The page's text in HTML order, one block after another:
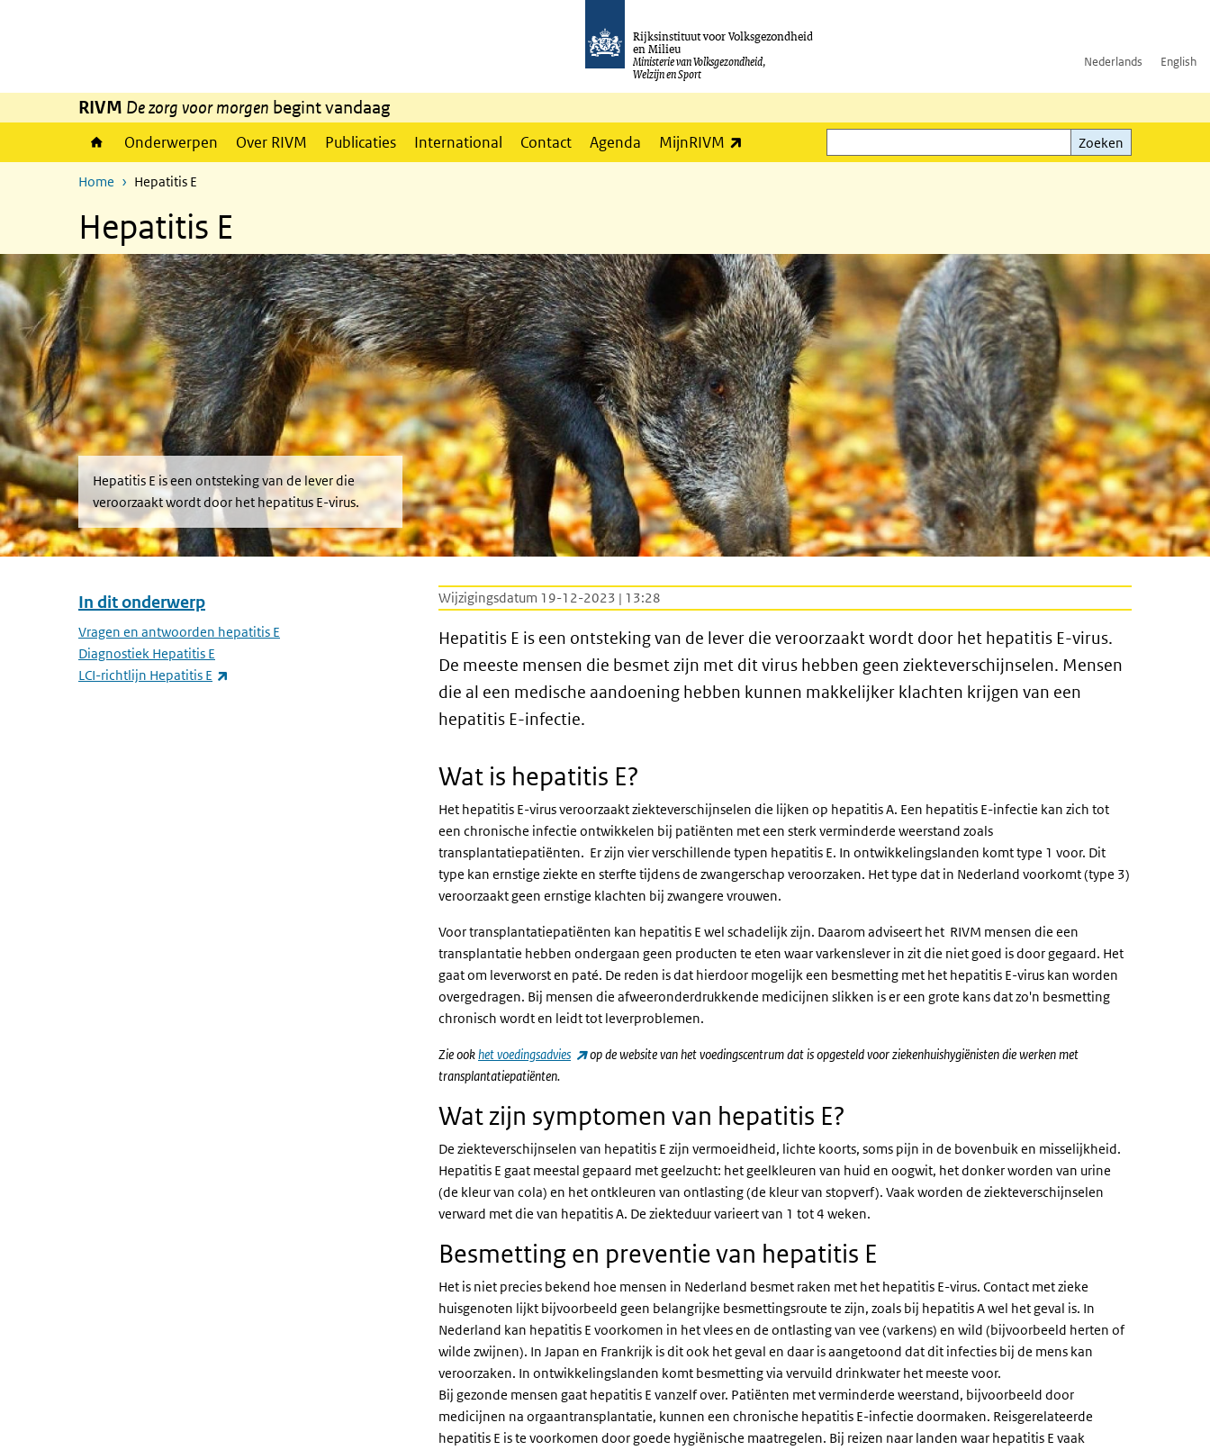
Rijksinstituut voor Volksgezondheid
en Milieu
Ministerie van Volksgezondheid,
Welzijn en Sport
Nederlands English
RIVM De zorg voor morgen begint vandaag
Onderwerpen Over RIVM Publicaties International Contact Agenda MijnRIVM
Zoeken
Zoeken
Home Hepatitis E
Hepatitis E
Hepatitis E is een ontsteking van de lever die
veroorzaakt wordt door het hepatitus E-virus.
Overslaan menu In dit onderwerp
In dit onderwerp
Vragen en antwoorden hepatitis E
Diagnostiek Hepatitis E
LCI-richtlijn Hepatitis E
Wijzigingsdatum 19-12-2023 | 13:28
Hepatitis E is een ontsteking van de lever die veroorzaakt wordt door het hepatitis E-virus.
De meeste mensen die besmet zijn met dit virus hebben geen ziekteverschijnselen. Mensen
die al een medische aandoening hebben kunnen makkelijker klachten krijgen van een
hepatitis E-infectie.
Wat is hepatitis E?
Het hepatitis E-virus veroorzaakt ziekteverschijnselen die lijken op hepatitis A. Een hepatitis E-infectie kan zich tot
een chronische infectie ontwikkelen bij patiënten met een sterk verminderde weerstand zoals
transplantatiepatiënten. Er zijn vier verschillende typen hepatitis E. In ontwikkelingslanden komt type 1 voor. Dit
type kan ernstige ziekte en sterfte tijdens de zwangerschap veroorzaken. Het type dat in Nederland voorkomt (type 3)
veroorzaakt geen ernstige klachten bij zwangere vrouwen.
Voor transplantatiepatiënten kan hepatitis E wel schadelijk zijn. Daarom adviseert het RIVM mensen die een
transplantatie hebben ondergaan geen producten te eten waar varkenslever in zit die niet goed is door gegaard. Het
gaat om leverworst en paté. De reden is dat hierdoor mogelijk een besmetting met het hepatitis E-virus kan worden
overgedragen. Bij mensen die afweeronderdrukkende medicijnen slikken is er een grote kans dat zo'n besmetting
chronisch wordt en leidt tot leverproblemen.
Zie ookhet voedingsadvies (externe link)
op de website van het voedingscentrum dat is opgesteld voor ziekenhuishygiënisten die werken met
transplantatiepatiënten.
Wat zijn symptomen van hepatitis E?
De ziekteverschijnselen van hepatitis E zijn vermoeidheid, lichte koorts, soms pijn in de bovenbuik en misselijkheid.
Hepatitis E gaat meestal gepaard met geelzucht: het geelkleuren van huid en oogwit, het donker worden van urine
(de kleur van cola) en het ontkleuren van ontlasting (de kleur van stopverf). Vaak worden de ziekteverschijnselen
verward met die van hepatitis A. De ziekteduur varieert van 1 tot 4 weken.
Besmetting en preventievan hepatitis E
Het is niet precies bekend hoe mensen in Nederland besmet raken met het hepatitis E-virus. Contact met zieke
huisgenoten lijkt bijvoorbeeld geen belangrijke besmettingsroute te zijn, zoals bij hepatitis A wel het geval is. In
Nederland kan hepatitis E voorkomen in het vlees en de ontlasting van vee (varkens) en wild (bijvoorbeeld herten of
wilde zwijnen). In Japan en Frankrijk is dit ook het geval en daar is aangetoond dat dit infecties bij de mens kan
veroorzaken. In ontwikkelingslanden komt besmetting via vervuild drinkwater het meeste voor.
Bij gezonde mensen gaat hepatitis E vanzelf over. Patiënten met verminderde weerstand, bijvoorbeeld door
medicijnen na orgaantransplantatie, kunnen een chronische hepatitis E-infectie doormaken. Reisgerelateerde
hepatitis E is te voorkomen door goede hygiënische maatregelen. Bij reizen naar landen waar hepatitis E vaak